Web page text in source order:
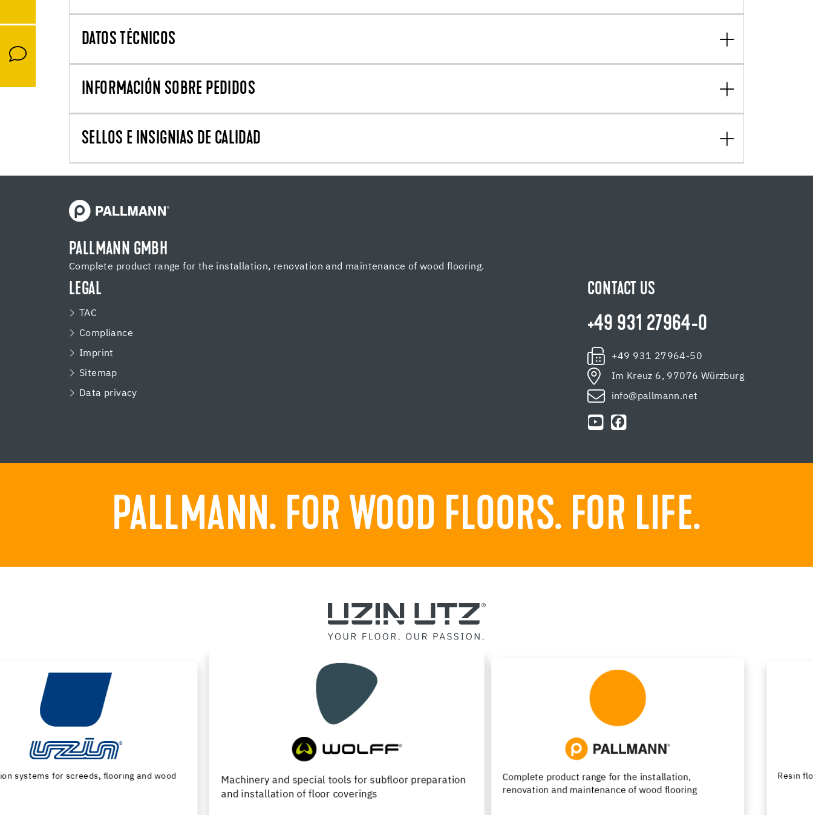
DATOS TÉCNICOS
INFORMACIÓN SOBRE PEDIDOS
SELLOS E INSIGNIAS DE CALIDAD
PALLMANN GMBH
Complete product range for the installation, renovation and maintenance of wood flooring.
LEGAL
TAC
Compliance
Imprint
Sitemap
Data privacy
CONTACT US
+49 931 27964-0
+49 931 27964-50
Im Kreuz 6, 97076 Würzburg
info@pallmann.net
PALLMANN. FOR WOOD FLOORS. FOR LIFE.
Machinery and special tools for subfloor preparation
Complete product range for the installation,
renovation and maintenance of wood flooring
Resin flooring with passion for design